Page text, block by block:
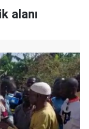
alanı